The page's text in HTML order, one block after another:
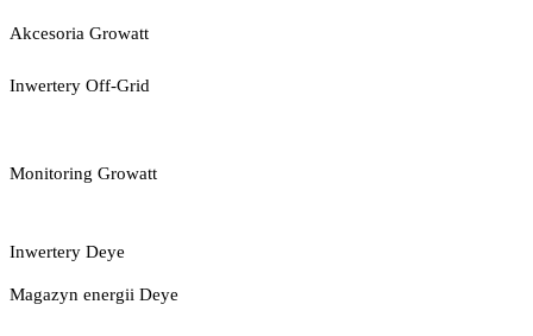
Akcesoria Growatt
Inwertery Off-Grid
Monitoring Growatt
Inwertery Deye
Magazyn energii Deye